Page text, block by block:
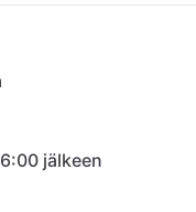
Pizzeria
kaupunkiin
Unohtumaton
jälkeen